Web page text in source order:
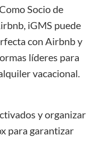
Socio de
iGMS puede
con Airbnb y
líderes para
vacacional.
y organizar
para garantizar